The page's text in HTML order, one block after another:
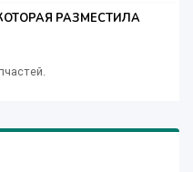
РАЗМЕСТИЛА